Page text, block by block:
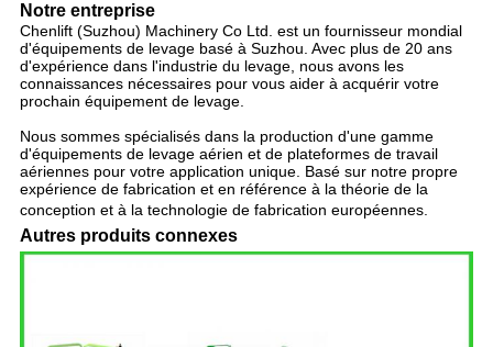
Notre entreprise
Chenlift (Suzhou) Machinery Co Ltd. est un fournisseur mondial
d'équipements de levage basé à Suzhou. Avec plus de 20 ans
d'expérience dans l'industrie du levage, nous avons les
connaissances nécessaires pour vous aider à acquérir votre
prochain équipement de levage.
Nous sommes spécialisés dans la production d'une gamme
d'équipements de levage aérien et de plateformes de travail
aériennes pour votre application unique. Basé sur notre propre
expérience de fabrication et en référence à la théorie de la
conception et à la technologie de fabrication européennes.
Autres produits connexes